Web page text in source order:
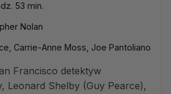
53 min.
Nolan
Carrie-Anne Moss, Joe Pantoliano
Francisco detektyw
Leonard Shelby (Guy Pearce),